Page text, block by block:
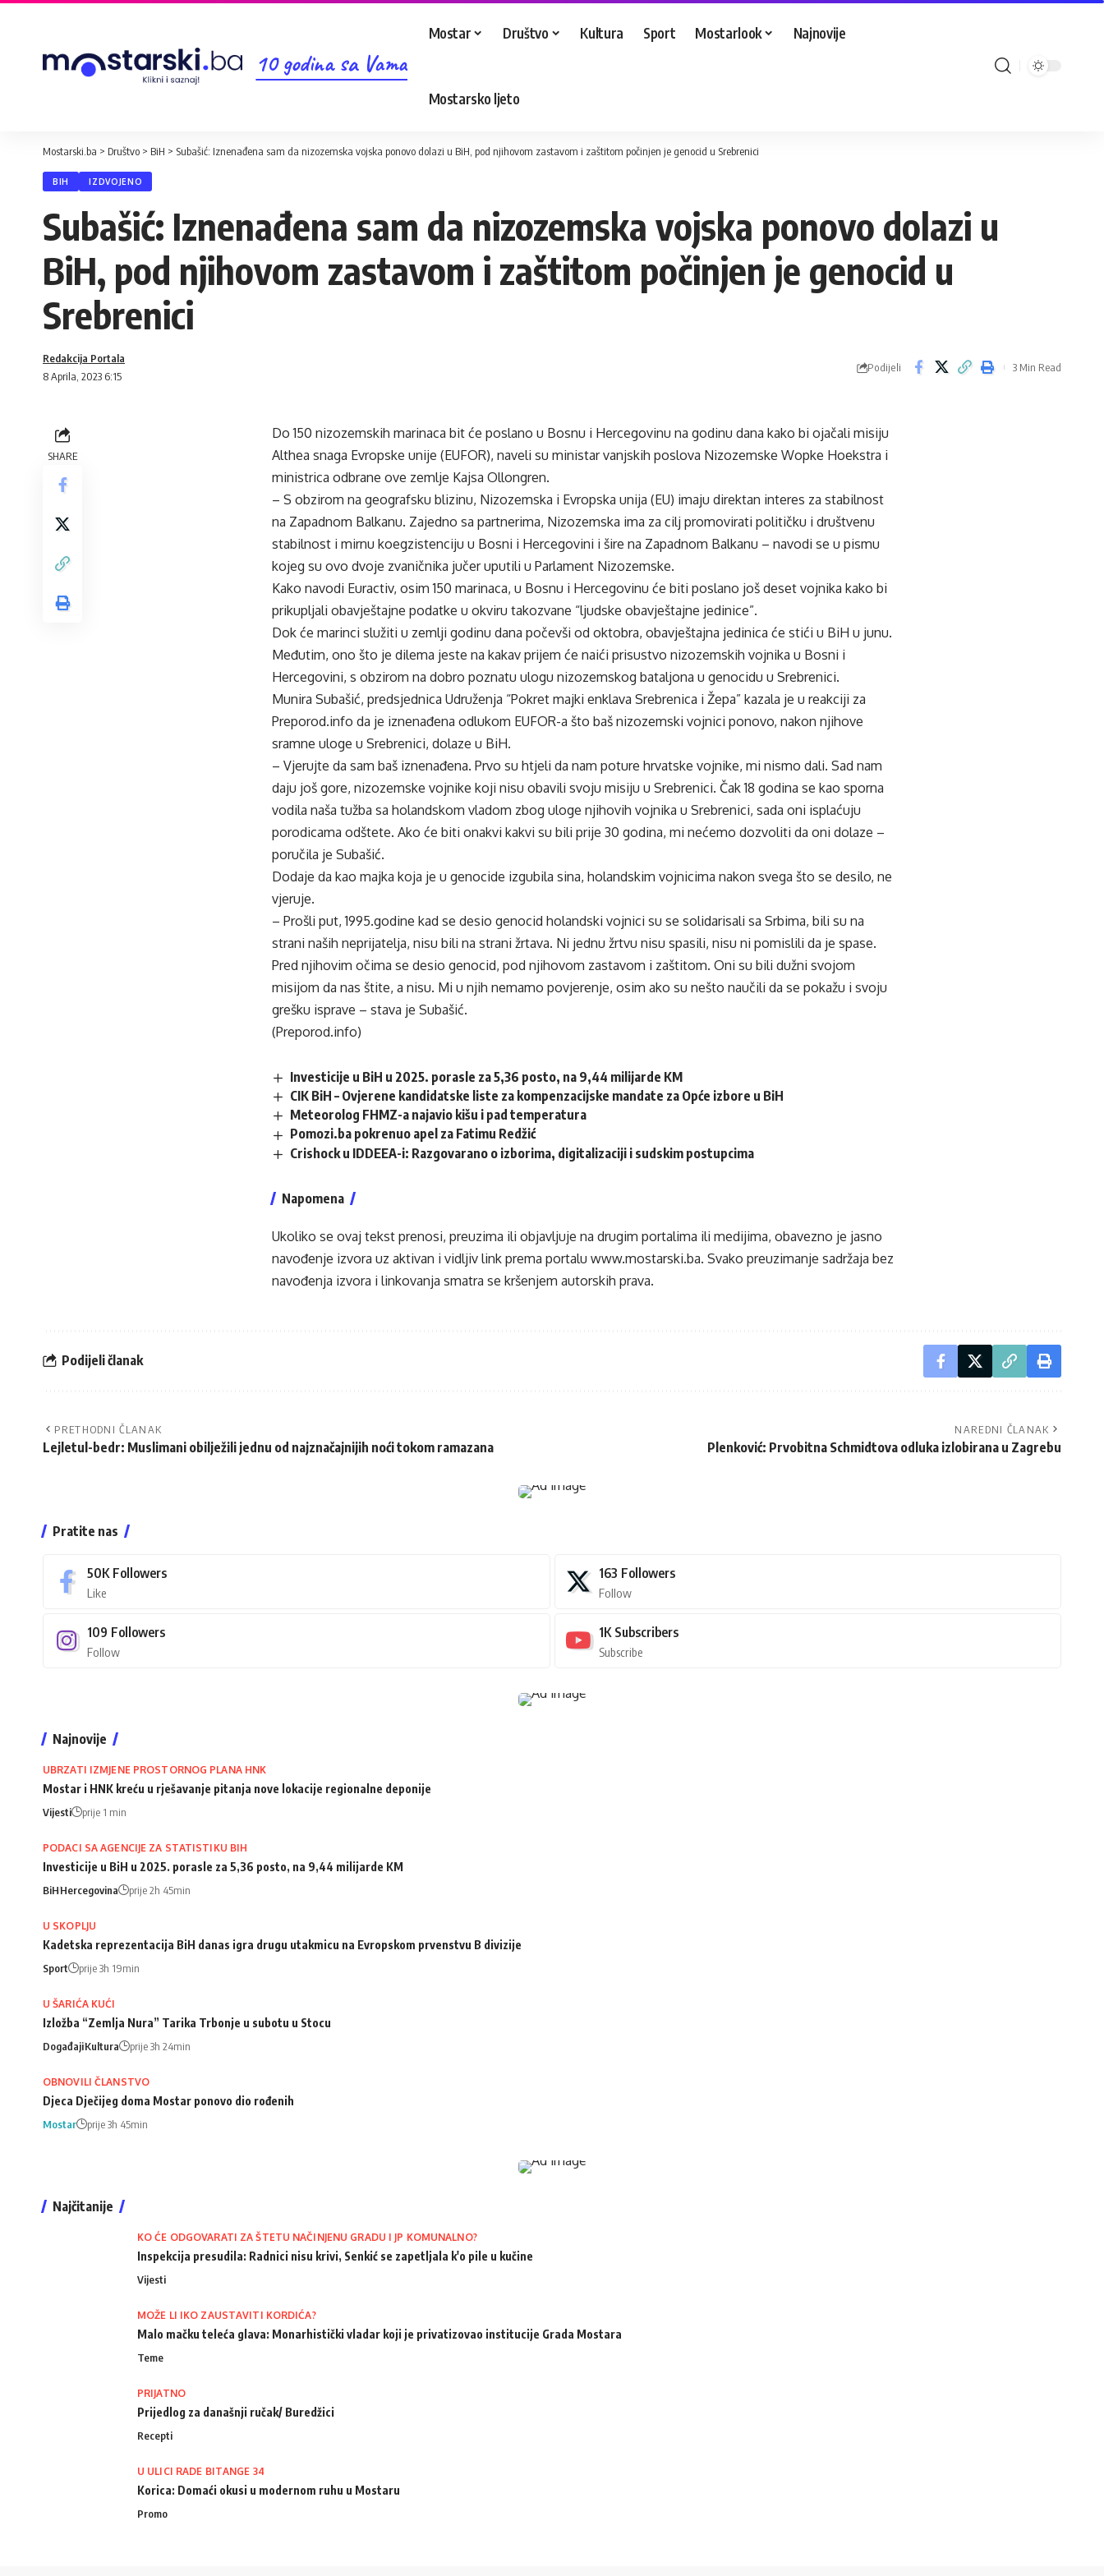
10 godina sa Vama
Mostar Društvo Kultura Sport Mostarlook Najnovije
Mostarsko ljeto
Mostarski.ba > Društvo > BiH > Subašić: Iznenađena sam da nizozemska vojska ponovo dolazi u BiH, pod njihovom zastavom i zaštitom počinjen je genocid u Srebrenici
BIH IZDVOJENO
Subašić: Iznenađena sam da nizozemska vojska ponovo dolazi u
BiH, pod njihovom zastavom i zaštitom počinjen je genocid u
Srebrenici
8 Aprila, 2023 6:15
Redakcija Portala
Podijeli 3 Min Read
SHARE
Do 150 nizozemskih marinaca bit će poslano u Bosnu i Hercegovinu na godinu dana kako bi ojačali misiju
Althea snaga Evropske unije (EUFOR), naveli su ministar vanjskih poslova Nizozemske Wopke Hoekstra i
ministrica odbrane ove zemlje Kajsa Ollongren.
– S obzirom na geografsku blizinu, Nizozemska i Evropska unija (EU) imaju direktan interes za stabilnost
na Zapadnom Balkanu. Zajedno sa partnerima, Nizozemska ima za cilj promovirati političku i društvenu
stabilnost i mirnu koegzistenciju u Bosni i Hercegovini i šire na Zapadnom Balkanu – navodi se u pismu
kojeg su ovo dvoje zvaničnika jučer uputili u Parlament Nizozemske.
Kako navodi Euractiv, osim 150 marinaca, u Bosnu i Hercegovinu će biti poslano još deset vojnika kako bi
prikupljali obavještajne podatke u okviru takozvane “ljudske obavještajne jedinice”.
Dok će marinci služiti u zemlji godinu dana počevši od oktobra, obavještajna jedinica će stići u BiH u junu.
Međutim, ono što je dilema jeste na kakav prijem će naići prisustvo nizozemskih vojnika u Bosni i
Hercegovini, s obzirom na dobro poznatu ulogu nizozemskog bataljona u genocidu u Srebrenici.
Munira Subašić, predsjednica Udruženja “Pokret majki enklava Srebrenica i Žepa” kazala je u reakciji za
Preporod.info da je iznenađena odlukom EUFOR-a što baš nizozemski vojnici ponovo, nakon njihove
sramne uloge u Srebrenici, dolaze u BiH.
– Vjerujte da sam baš iznenađena. Prvo su htjeli da nam poture hrvatske vojnike, mi nismo dali. Sad nam
daju još gore, nizozemske vojnike koji nisu obavili svoju misiju u Srebrenici. Čak 18 godina se kao sporna
vodila naša tužba sa holandskom vladom zbog uloge njihovih vojnika u Srebrenici, sada oni isplaćuju
porodicama odštete. Ako će biti onakvi kakvi su bili prije 30 godina, mi nećemo dozvoliti da oni dolaze –
poručila je Subašić.
Dodaje da kao majka koja je u genocide izgubila sina, holandskim vojnicima nakon svega što se desilo, ne
vjeruje.
– Prošli put, 1995.godine kad se desio genocid holandski vojnici su se solidarisali sa Srbima, bili su na
strani naših neprijatelja, nisu bili na strani žrtava. Ni jednu žrtvu nisu spasili, nisu ni pomislili da je spase.
Pred njihovim očima se desio genocid, pod njihovom zastavom i zaštitom. Oni su bili dužni svojom
misijom da nas štite, a nisu. Mi u njih nemamo povjerenje, osim ako su nešto naučili da se pokažu i svoju
grešku isprave – stava je Subašić.
(Preporod.info)
Investicije u BiH u 2025. porasle za 5,36 posto, na 9,44 milijarde KM
CIK BiH – Ovjerene kandidatske liste za kompenzacijske mandate za Opće izbore u BiH
Meteorolog FHMZ-a najavio kišu i pad temperatura
Pomozi.ba pokrenuo apel za Fatimu Redžić
Crishock u IDDEEA-i: Razgovarano o izborima, digitalizaciji i sudskim postupcima
Napomena
Ukoliko se ovaj tekst prenosi, preuzima ili objavljuje na drugim portalima ili medijima, obavezno je jasno
navođenje izvora uz aktivan i vidljiv link prema portalu www.mostarski.ba. Svako preuzimanje sadržaja bez
navođenja izvora i linkovanja smatra se kršenjem autorskih prava.
Podijeli članak
PRETHODNI ČLANAK
Lejletul-bedr: Muslimani obilježili jednu od najznačajnijih noći tokom ramazana
NAREDNI ČLANAK
Plenković: Prvobitna Schmidtova odluka izlobirana u Zagrebu
Pratite nas
50K Followers
Like
163 Followers
Follow
109 Followers
Follow
1K Subscribers
Subscribe
Najnovije
UBRZATI IZMJENE PROSTORNOG PLANA HNK
Mostar i HNK kreću u rješavanje pitanja nove lokacije regionalne deponije
Vijesti prije 1 min
PODACI SA AGENCIJE ZA STATISTIKU BIH
Investicije u BiH u 2025. porasle za 5,36 posto, na 9,44 milijarde KM
BiHHercegovina prije 2h 45min
U SKOPLJU
Kadetska reprezentacija BiH danas igra drugu utakmicu na Evropskom prvenstvu B divizije
Sport prije 3h 19min
U ŠARIĆA KUĆI
Izložba “Zemlja Nura” Tarika Trbonje u subotu u Stocu
DogađajiKultura prije 3h 24min
OBNOVILI ČLANSTVO
Djeca Dječijeg doma Mostar ponovo dio rođenih
Mostar prije 3h 45min
Najčitanije
KO ĆE ODGOVARATI ZA ŠTETU NAČINJENU GRADU I JP KOMUNALNO?
Inspekcija presudila: Radnici nisu krivi, Senkić se zapetljala k'o pile u kučine
Vijesti
MOŽE LI IKO ZAUSTAVITI KORDIĆA?
Malo mačku teleća glava: Monarhistički vladar koji je privatizovao institucije Grada Mostara
Teme
PRIJATNO
Prijedlog za današnji ručak/ Buredžici
Recepti
U ULICI RADE BITANGE 34
Korica: Domaći okusi u modernom ruhu u Mostaru
Promo